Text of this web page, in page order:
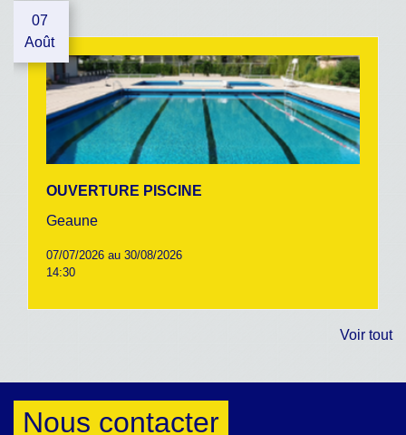
07
Août
OUVERTURE PISCINE
Geaune
07/07/2026 au 30/08/2026
14:30
Voir tout
Nous contacter